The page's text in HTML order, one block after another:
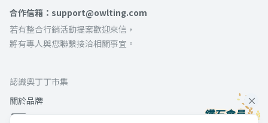
合作信箱：support@owlting.com
若有整合行銷活動提案歡迎來信，
將有專人與您聯繫接洽相關事宜。
認識奧丁丁市集
關於品牌